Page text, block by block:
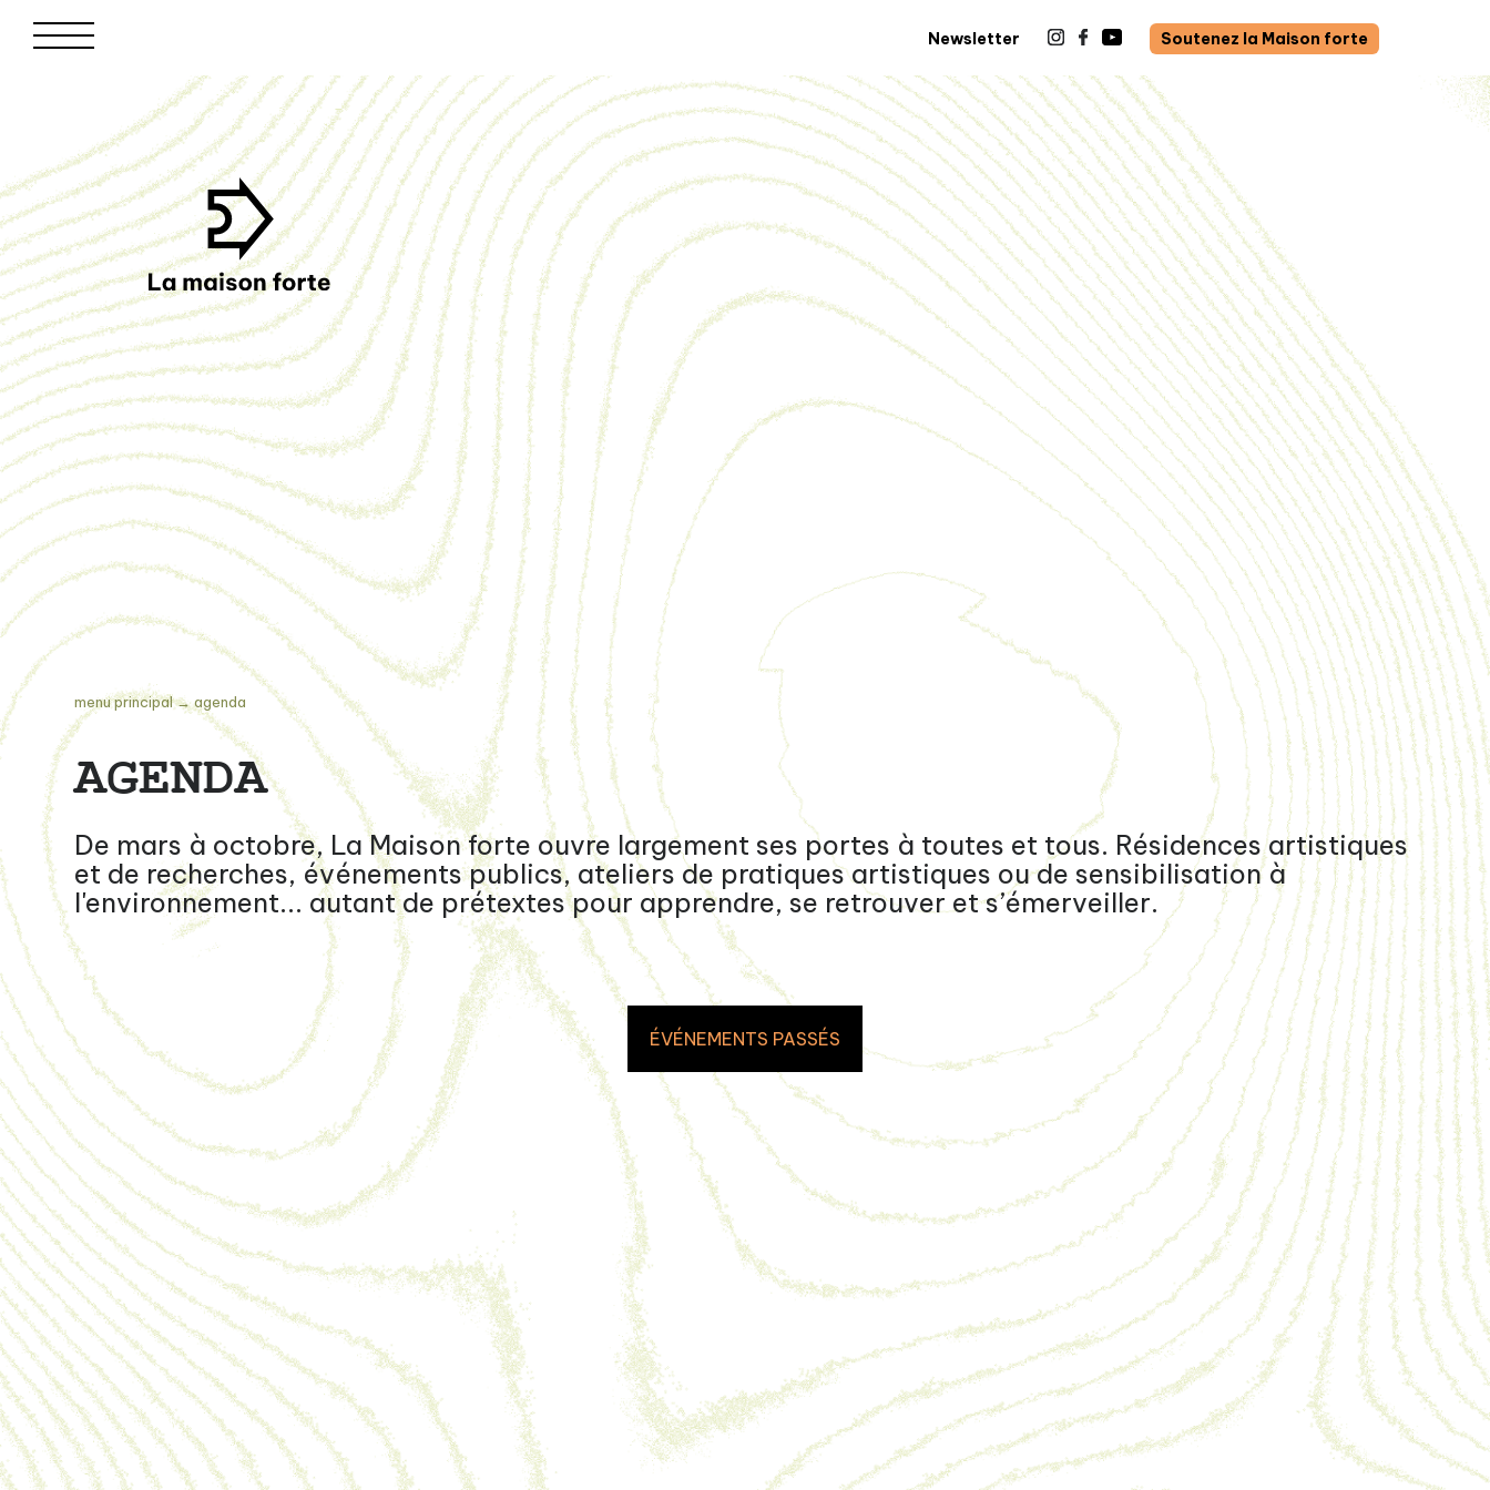
Newsletter Soutenez la Maison forte
menu principal→agenda
AGENDA
De mars à octobre, La Maison forte ouvre largement ses portes à toutes et tous. Résidences artistiques
et de recherches, événements publics, ateliers de pratiques artistiques ou de sensibilisation à
l'environnement... autant de prétextes pour apprendre, se retrouver et s’émerveiller.
ÉVÉNEMENTS PASSÉS